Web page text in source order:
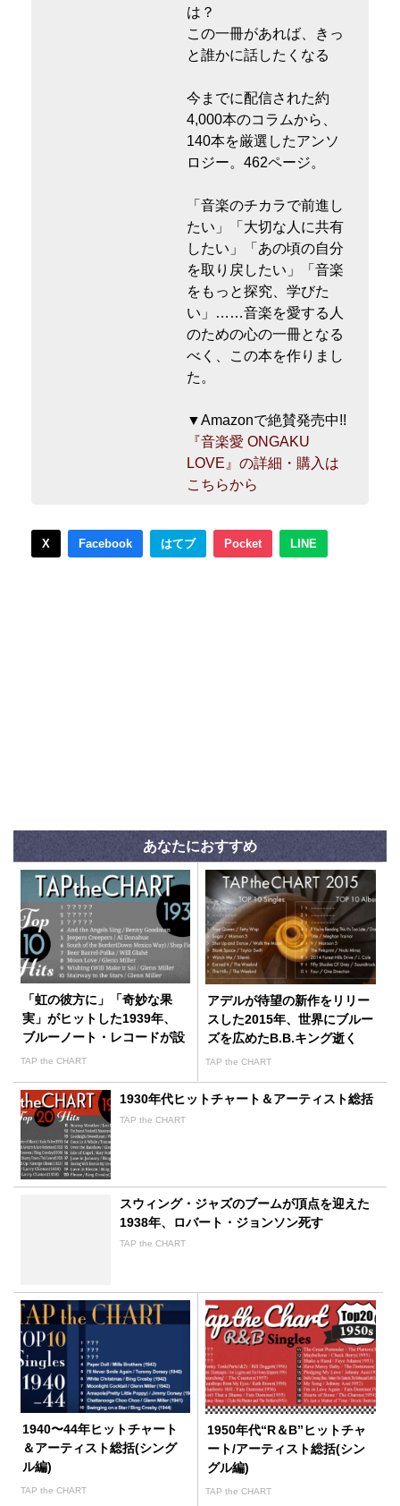
は？
この一冊があれば、きっ
と誰かに話したくなる
今までに配信された約
4,000本のコラムから、
140本を厳選したアンソ
ロジー。462ページ。
「音楽のチカラで前進し
たい」「大切な人に共有
したい」「あの頃の自分
を取り戻したい」「音楽
をもっと探究、学びた
い」……音楽を愛する人
のための心の一冊となる
べく、この本を作りまし
た。
▼Amazonで絶賛発売中!!
『音楽愛 ONGAKU
LOVE』の詳細・購入は
こちらから
X Facebook はてブ Pocket LINE
あなたにおすすめ
「虹の彼方に」「奇妙な果
実」がヒットした1939年、
ブルーノート・レコードが設
立
TAP the CHART
アデルが待望の新作をリリー
スした2015年、世界にブルー
ズを広めたB.B.キング逝く
TAP the CHART
1930年代ヒットチャート＆アーティスト総括
TAP the CHART
スウィング・ジャズのブームが頂点を迎えた
1938年、ロバート・ジョンソン死す
TAP the CHART
1940〜44年ヒットチャート
＆アーティスト総括(シング
ル編)
TAP the CHART
1950年代“R＆B”ヒットチャ
ート/アーティスト総括(シン
グル編)
TAP the CHART